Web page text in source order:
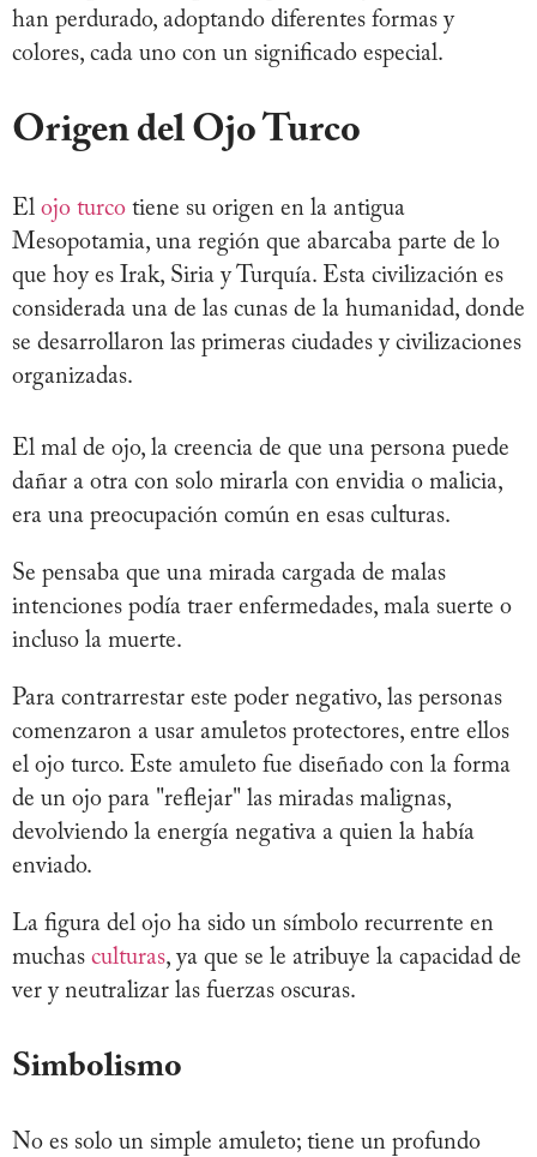
han perdurado, adoptando diferentes formas y
colores, cada uno con un significado especial.
Origen del Ojo Turco
El ojo turco tiene su origen en la antigua
Mesopotamia, una región que abarcaba parte de lo
que hoy es Irak, Siria y Turquía. Esta civilización es
considerada una de las cunas de la humanidad, donde
se desarrollaron las primeras ciudades y civilizaciones
organizadas.
El mal de ojo, la creencia de que una persona puede
dañar a otra con solo mirarla con envidia o malicia,
era una preocupación común en esas culturas.
Se pensaba que una mirada cargada de malas
intenciones podía traer enfermedades, mala suerte o
incluso la muerte.
Para contrarrestar este poder negativo, las personas
comenzaron a usar amuletos protectores, entre ellos
el ojo turco. Este amuleto fue diseñado con la forma
de un ojo para "reflejar" las miradas malignas,
devolviendo la energía negativa a quien la había
enviado.
La figura del ojo ha sido un símbolo recurrente en
muchas culturas, ya que se le atribuye la capacidad de
ver y neutralizar las fuerzas oscuras.
Simbolismo
No es solo un simple amuleto; tiene un profundo